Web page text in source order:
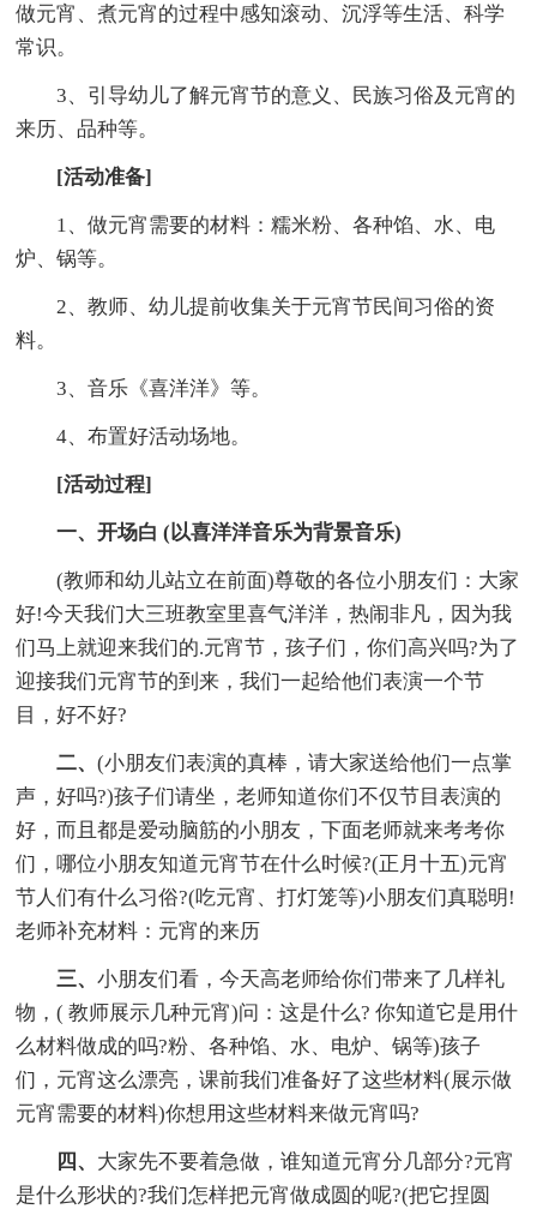
做元宵、煮元宵的过程中感知滚动、沉浮等生活、科学
常识。
3、引导幼儿了解元宵节的意义、民族习俗及元宵的
来历、品种等。
[活动准备]
1、做元宵需要的材料：糯米粉、各种馅、水、电
炉、锅等。
2、教师、幼儿提前收集关于元宵节民间习俗的资
料。
3、音乐《喜洋洋》等。
4、布置好活动场地。
[活动过程]
一、开场白 (以喜洋洋音乐为背景音乐)
(教师和幼儿站立在前面)尊敬的各位小朋友们：大家
好!今天我们大三班教室里喜气洋洋，热闹非凡，因为我
们马上就迎来我们的.元宵节，孩子们，你们高兴吗?为了
迎接我们元宵节的到来，我们一起给他们表演一个节
目，好不好?
二、(小朋友们表演的真棒，请大家送给他们一点掌
声，好吗?)孩子们请坐，老师知道你们不仅节目表演的
好，而且都是爱动脑筋的小朋友，下面老师就来考考你
们，哪位小朋友知道元宵节在什么时候?(正月十五)元宵
节人们有什么习俗?(吃元宵、打灯笼等)小朋友们真聪明!
老师补充材料：元宵的来历
三、小朋友们看，今天高老师给你们带来了几样礼
物，( 教师展示几种元宵)问：这是什么? 你知道它是用什
么材料做成的吗?粉、各种馅、水、电炉、锅等)孩子
们，元宵这么漂亮，课前我们准备好了这些材料(展示做
元宵需要的材料)你想用这些材料来做元宵吗?
四、 大家先不要着急做，谁知道元宵分几部分?元宵
是什么形状的?我们怎样把元宵做成圆的呢?(把它捏圆